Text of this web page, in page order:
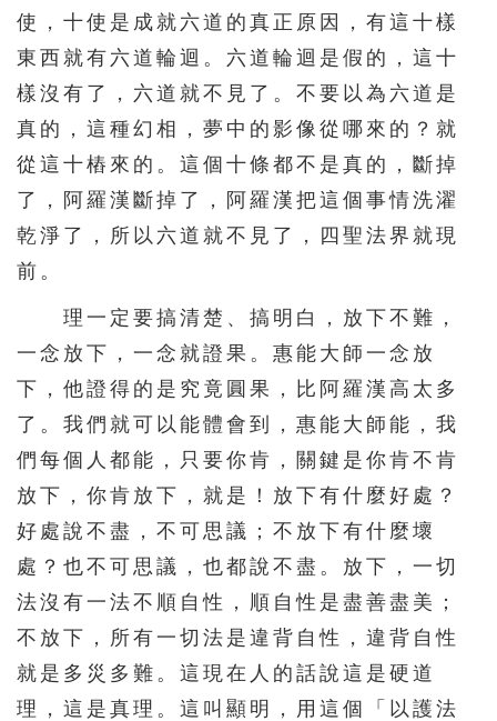
使，十使是成就六道的真正原因，有這十樣
東西就有六道輪迴。六道輪迴是假的，這十
樣沒有了，六道就不見了。不要以為六道是
真的，這種幻相，夢中的影像從哪來的？就
從這十樁來的。這個十條都不是真的，斷掉
了，阿羅漢斷掉了，阿羅漢把這個事情洗濯
乾淨了，所以六道就不見了，四聖法界就現
前。
理一定要搞清楚、搞明白，放下不難，
一念放下，一念就證果。惠能大師一念放
下，他證得的是究竟圓果，比阿羅漢高太多
了。我們就可以能體會到，惠能大師能，我
們每個人都能，只要你肯，關鍵是你肯不肯
放下，你肯放下，就是！放下有什麼好處？
好處說不盡，不可思議；不放下有什麼壞
處？也不可思議，也都說不盡。放下，一切
法沒有一法不順自性，順自性是盡善盡美；
不放下，所有一切法是違背自性，違背自性
就是多災多難。這現在人的話說這是硬道
理，這是真理。這叫顯明，用這個「以護法